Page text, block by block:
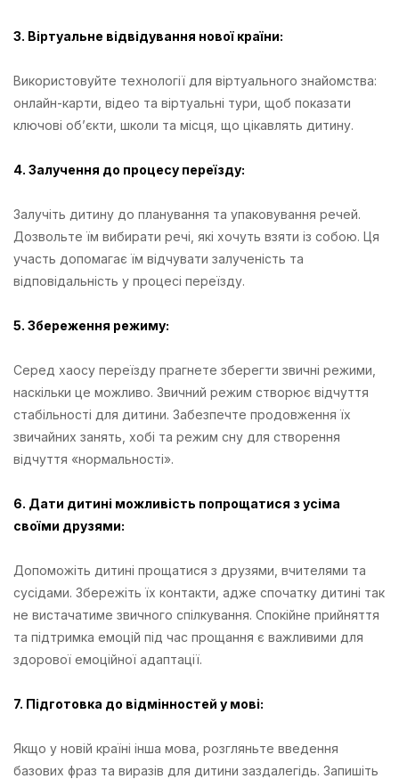
3. Віртуальне відвідування нової країни:
Використовуйте технології для віртуального знайомства:
онлайн-карти, відео та віртуальні тури, щоб показати
ключові об’єкти, школи та місця, що цікавлять дитину.
4. Залучення до процесу переїзду:
Залучіть дитину до планування та упаковування речей.
Дозвольте їм вибирати речі, які хочуть взяти із собою. Ця
участь допомагає їм відчувати залученість та
відповідальність у процесі переїзду.
5. Збереження режиму:
Серед хаосу переїзду прагнете зберегти звичні режими,
наскільки це можливо. Звичний режим створює відчуття
стабільності для дитини. Забезпечте продовження їх
звичайних занять, хобі та режим сну для створення
відчуття «нормальності».
6. Дати дитині можливість попрощатися з усіма
своїми друзями:
Допоможіть дитині прощатися з друзями, вчителями та
сусідами. Збережіть їх контакти, адже спочатку дитині так
не вистачатиме звичного спілкування. Спокійне прийняття
та підтримка емоцій під час прощання є важливими для
здорової емоційної адаптації.
7. Підготовка до відмінностей у мові:
Якщо у новій країні інша мова, розгляньте введення
базових фраз та виразів для дитини заздалегідь. Запишіть